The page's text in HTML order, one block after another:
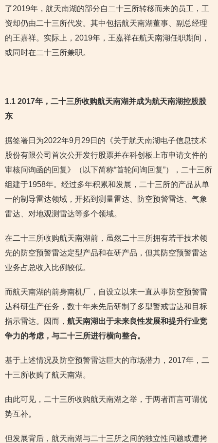
了2019年，航天南湖的部分自二十三所转移而来的员工，工
资却仍由二十三所代发。其中包括航天南湖董事、副总经理
的王嘉祥。实际上，2019年，王嘉祥在航天南湖任职期间，
或同时在二十三所兼职。
1.1 2017年，二十三所收购航天南湖并成为航天南湖控股股
东
据签署日为2022年9月29日的《关于航天南湖电子信息技术
股份有限公司首次公开发行股票并在科创板上市申请文件的
审核问询函的回复》（以下简称“首轮问询回复”），二十三所
组建于1958年。经过多年积累和发展，二十三所的产品从单
一的制导雷达领域，开拓到测量雷达、防空预警雷达、气象
雷达、对地观测雷达等多个领域。
在二十三所收购航天南湖前，虽然二十三所拥有若干技术领
先的防空预警雷达定型产品和在研产品，但其防空预警雷达
业务占总收入比例较低。
而航天南湖的前身南机厂，自设立以来一直从事防空预警雷
达科研生产任务，数十年来先后研制了多型警戒雷达和目标
指示雷达。因而， 航天南湖出于未来良性发展和提升行业竞
争力的考虑，与二十三所进行横向整合。
基于上述情况及防空预警雷达巨大的市场潜力，2017年，二
十三所收购了航天南湖。
由此可见，二十三所收购航天南湖之举，于两者而言可谓优
势互补。
但发展背后，航天南湖与二十三所之间的独立性问题或遭拷